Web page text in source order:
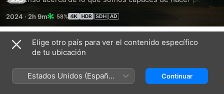
misma historia verdadera, Edén explora uno de los
misterios más cautivadores y antiguos sin resolver de la
historia, en el cual, de un grupo de ocho personas que viajó
a una isla remota en las Galápagos, sobrevivió menos de la
2024 · 2h 9m 58%
Títulos relacionados
guerrero
el
Elige otro país para ver el contenido específico
de tu ubicación
Estados Unidos (Español
México)
Continuar